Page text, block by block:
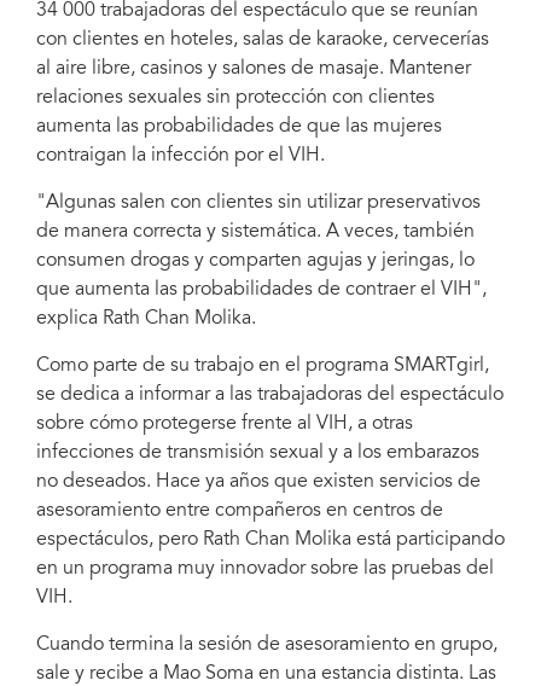
34 000 trabajadoras del espectáculo que se reunían
con clientes en hoteles, salas de karaoke, cervecerías
al aire libre, casinos y salones de masaje. Mantener
relaciones sexuales sin protección con clientes
aumenta las probabilidades de que las mujeres
contraigan la infección por el VIH.
"Algunas salen con clientes sin utilizar preservativos
de manera correcta y sistemática. A veces, también
consumen drogas y comparten agujas y jeringas, lo
que aumenta las probabilidades de contraer el VIH",
explica Rath Chan Molika.
Como parte de su trabajo en el programa SMARTgirl,
se dedica a informar a las trabajadoras del espectáculo
sobre cómo protegerse frente al VIH, a otras
infecciones de transmisión sexual y a los embarazos
no deseados. Hace ya años que existen servicios de
asesoramiento entre compañeros en centros de
espectáculos, pero Rath Chan Molika está participando
en un programa muy innovador sobre las pruebas del
VIH.
Cuando termina la sesión de asesoramiento en grupo,
sale y recibe a Mao Soma en una estancia distinta. Las